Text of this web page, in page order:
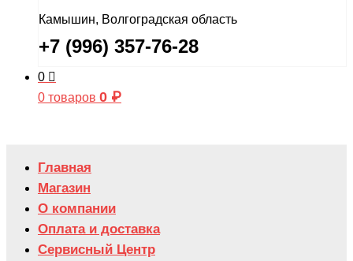
Камышин, Волгоградская область
+7 (996) 357-76-28
0
0 товаров 0 ₽
Главная
Магазин
О компании
Оплата и доставка
Сервисный Центр